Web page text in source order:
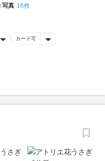
写真 16枚
カード可